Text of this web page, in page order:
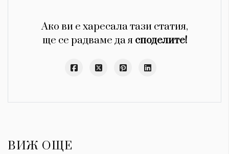
Ако ви е харесала тази статия,
ще се радваме да я споделите!
ВИЖ ОЩЕ